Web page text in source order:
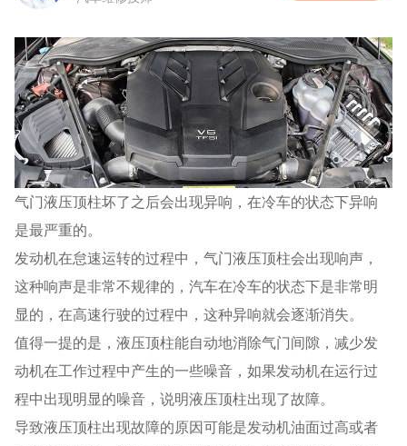
气门液压顶柱坏了之后会出现异响，在冷车的状态下异响
是最严重的。
发动机在怠速运转的过程中，气门液压顶柱会出现响声，
这种响声是非常不规律的，汽车在冷车的状态下是非常明
显的，在高速行驶的过程中，这种异响就会逐渐消失。
值得一提的是，液压顶柱能自动地消除气门间隙，减少发
动机在工作过程中产生的一些噪音，如果发动机在运行过
程中出现明显的噪音，说明液压顶柱出现了故障。
导致液压顶柱出现故障的原因可能是发动机油面过高或者